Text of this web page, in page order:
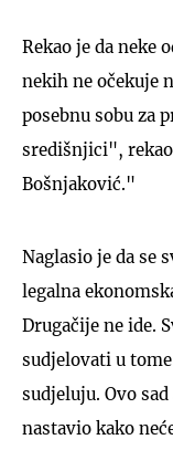
Rekao je da neke
nekih ne očekuje
posebnu sobu za
središnjici",
Bošnjaković."
Naglasio je da se
legalna
Drugačije ne ide.
sudjelovati u
sudjeluju. Ovo
nastavio kako